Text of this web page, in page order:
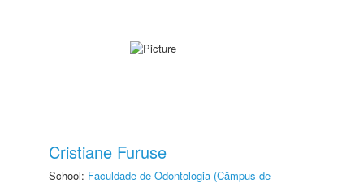
Cristiane Furuse
School: Faculdade de Odontologia (Câmpus de